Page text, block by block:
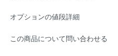
オプションの値段詳細
この商品について問い合わせる